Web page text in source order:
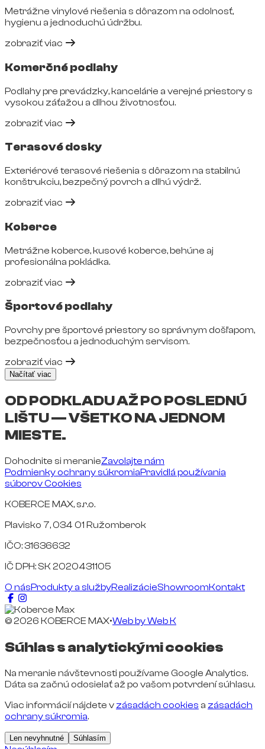
Metrážne vinylové riešenia s dôrazom na odolnosť,
hygienu a jednoduchú údržbu.
zobraziť viac
Komerčné podlahy
Podlahy pre prevádzky, kancelárie a verejné priestory s
vysokou záťažou a dlhou životnosťou.
zobraziť viac
Terasové dosky
Exteriérové terasové riešenia s dôrazom na stabilnú
konštrukciu, bezpečný povrch a dlhú výdrž.
zobraziť viac
Koberce
Metrážne koberce, kusové koberce, behúne aj
profesionálna pokládka.
zobraziť viac
Športové podlahy
Povrchy pre športové priestory so správnym došľapom,
bezpečnosťou a jednoduchým servisom.
zobraziť viac
Načítať viac
OD PODKLADU AŽ PO POSLEDNÚ
LIŠTU — VŠETKO NA JEDNOM
MIESTE.
Dohodnite si meranieZavolajte nám
Podmienky ochrany súkromiaPravidlá používania
súborov Cookies
KOBERCE MAX, s.r.o.
Plavisko 7, 034 01 Ružomberok
IČO: 31636632
IČ DPH: SK 2020431105
O násProdukty a službyRealizácieShowroomKontakt
© 2026 KOBERCE MAX•Web byWeb K
Súhlas s analytickými cookies
Na meranie návštevnosti používame Google Analytics.
Dáta sa začnú odosielať až po vašom potvrdení súhlasu.
Viac informácií nájdete v zásadách cookies a zásadách
ochrany súkromia.
Len nevyhnutné Súhlasím